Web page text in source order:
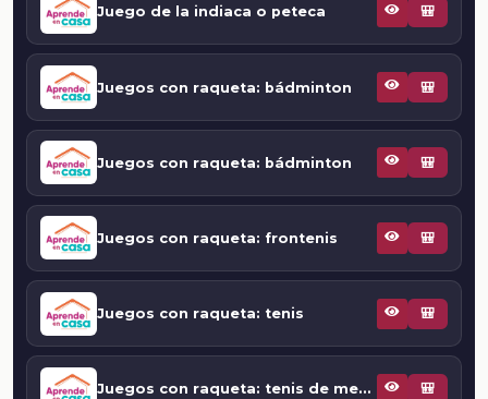
Juego de la indiaca o peteca 🎒
Juegos con raqueta: bádminton 🎒
Juegos con raqueta: bádminton 🎒
Juegos con raqueta: frontenis 🎒
Juegos con raqueta: tenis 🎒
Juegos con raqueta: tenis de mesa 🎒